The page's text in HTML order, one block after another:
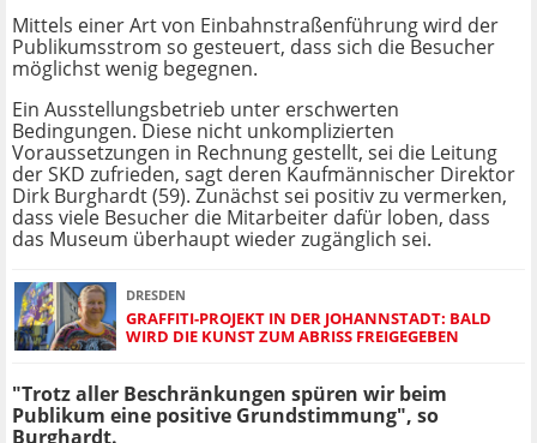
Mittels einer Art von Einbahnstraßenführung wird der
Publikumsstrom so gesteuert, dass sich die Besucher
möglichst wenig begegnen.
Ein Ausstellungsbetrieb unter erschwerten
Bedingungen. Diese nicht unkomplizierten
Voraussetzungen in Rechnung gestellt, sei die Leitung
der SKD zufrieden, sagt deren Kaufmännischer Direktor
Dirk Burghardt (59). Zunächst sei positiv zu vermerken,
dass viele Besucher die Mitarbeiter dafür loben, dass
das Museum überhaupt wieder zugänglich sei.
DRESDEN
GRAFFITI-PROJEKT IN DER JOHANNSTADT: BALD
WIRD DIE KUNST ZUM ABRISS FREIGEGEBEN
"Trotz aller Beschränkungen spüren wir beim
Publikum eine positive Grundstimmung", so
Burghardt.